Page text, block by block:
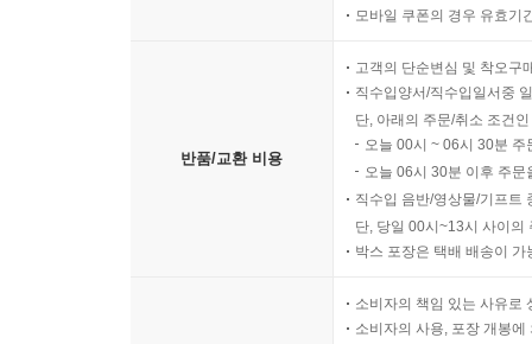
모바일 쿠폰의 경우 유효기
반품/교환 비용
고객의 단순변심 및 착오구
직수입양서/직수입일서중
단, 아래의 주문/취소 조건
오늘 00시 ~ 06시 30분
오늘 06시 30분 이후 주
직수입 음반/영상물/기프트
단, 당일 00시~13시 사이의
박스 포장은 택배 배송이
소비자의 책임 있는 사유로
소비자의 사용, 포장 개봉